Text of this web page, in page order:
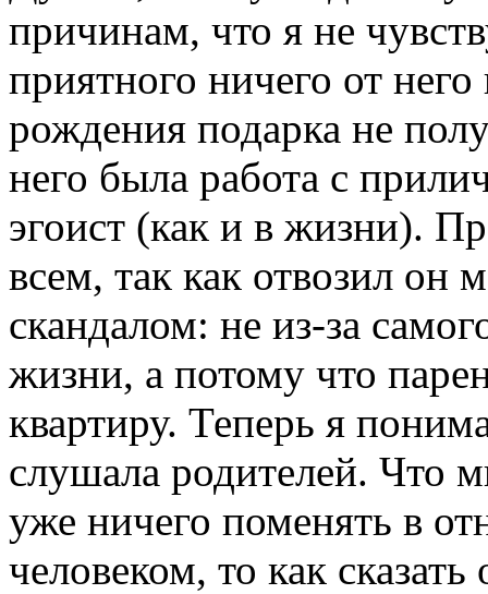
причинам, что я не
приятного ничего от
рождения подарка не
него была работа с
эгоист (как и в жизни).
всем, так как отвозил
скандалом: не из-за
жизни, а потому что
квартиру. Теперь я
слушала родителей. Что
уже ничего поменять в
человеком, то как